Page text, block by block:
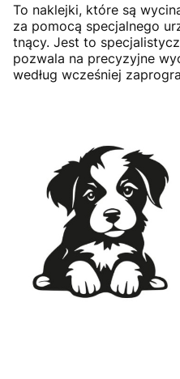
To naklejki, które są
za pomocą specjalnego
tnący. Jest to
pozwala na precyzyjne
według wcześniej